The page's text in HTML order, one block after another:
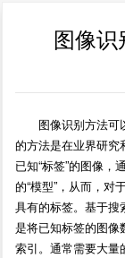
图像识
图像识别方法可
的方法是在业界研究
已知“标签”的图像，
的“模型”，从而，对
具有的标签。基于搜
是将已知标签的图像
索引。通常需要大量